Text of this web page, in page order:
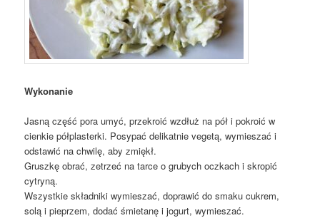
Wykonanie
Jasną część pora umyć, przekroić wzdłuż na pół i pokroić w
cienkie półplasterki. Posypać delikatnie vegetą, wymieszać i
odstawić na chwilę, aby zmiękł.
Gruszkę obrać, zetrzeć na tarce o grubych oczkach i skropić
cytryną.
Wszystkie składniki wymieszać, doprawić do smaku cukrem,
solą i pieprzem, dodać śmietanę i jogurt, wymieszać.